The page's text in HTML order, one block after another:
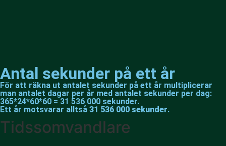
Antal sekunder på ett år
För att räkna ut antalet sekunder på ett år multiplicerar
man antalet dagar per år med antalet sekunder per dag:
365*24*60*60 = 31 536 000 sekunder.
Ett år motsvarar alltså 31 536 000 sekunder.
Tidssomvandlare